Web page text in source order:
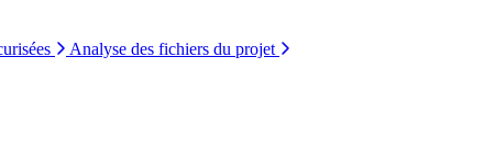
Analyse des fichiers du projet